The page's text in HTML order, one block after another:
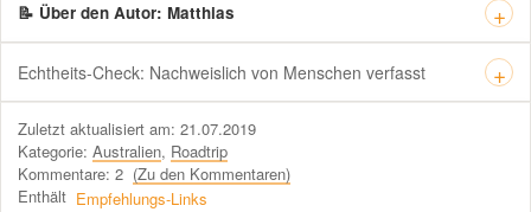
📝 Über den Autor: Matthias
Echtheits-Check: Nachweislich von Menschen verfasst
https://travel-du.de von Winston AI geprüft wurde und die Inhalte von
menschlichen Autoren ohne KI-Tools verfasst wurden.
Zuletzt aktualisiert am: 21.07.2019
Kategorie: Australien, Roadtrip
Kommentare: 2 (Zu den Kommentaren)
Enthält Empfehlungs-Links